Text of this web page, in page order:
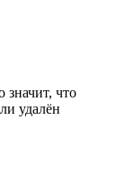
что
удалён